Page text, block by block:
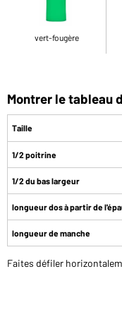
vert-fougère
Montrer le tableau
Taille
1/2 poitrine
1/2 du bas largeur
longueur dos à partir de
longueur de manche
Faites défiler